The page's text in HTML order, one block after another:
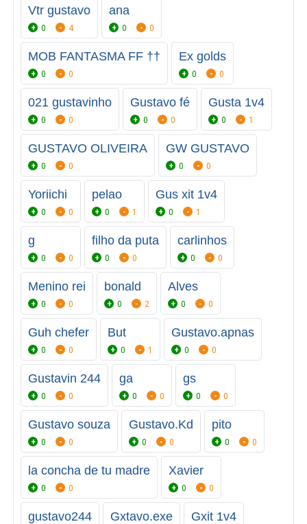
Vtr gustavo
0 4
ana
0 0
MOB FANTASMA FF ††
0 0
Ex golds
0 0
021 gustavinho
0 0
Gustavo fé
0 0
Gusta 1v4
0 1
GUSTAVO OLIVEIRA
0 0
GW GUSTAVO
0 0
Yoriichi
0 0
pelao
0 1
Gus xit 1v4
0 1
g
0 0
filho da puta
0 0
carlinhos
0 0
Menino rei
0 0
bonald
0 2
Alves
0 0
Guh chefer
0 0
But
0 1
Gustavo.apnas
0 0
Gustavin 244
0 0
ga
0 0
gs
0 0
Gustavo souza
0 0
Gustavo.Kd
0 0
pito
0 0
la concha de tu madre
0 0
Xavier
0 0
gustavo244 Gxtavo.exe Gxit 1v4